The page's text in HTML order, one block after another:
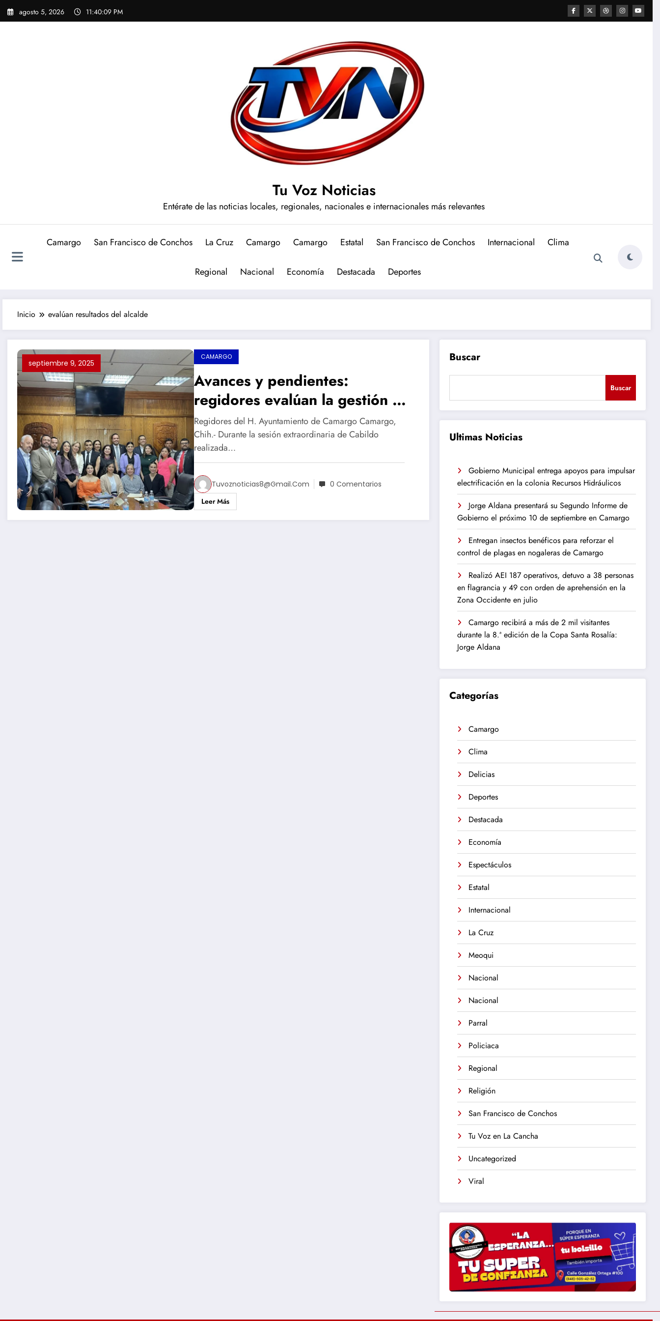
Saltar
agosto 5, 2026 11:40:10 PM
Tu Voz Noticias
Entérate de las noticias locales, regionales, nacionales e internacionales más relevantes
Camargo San Francisco de Conchos La Cruz Camargo Camargo Estatal San Francisco de Conchos Internacional Clima
Regional Nacional Economía Destacada Deportes
Inicio evalúan resultados del alcalde
septiembre 9, 2025
CAMARGO
Avances y pendientes:
regidores evalúan la gestión de
Jorge Aldana durante la entrega
de su informe de gobierno
Regidores del H. Ayuntamiento de Camargo Camargo,
Chih.- Durante la sesión extraordinaria de Cabildo
realizada…
Tuvoznoticias8@gmail.com
0 Comentarios
Leer Más
Buscar
Buscar
Ultimas Noticias
Gobierno Municipal entrega apoyos para impulsar
electrificación en la colonia Recursos Hidráulicos
Jorge Aldana presentará su Segundo Informe de
Gobierno el próximo 10 de septiembre en Camargo
Entregan insectos benéficos para reforzar el
control de plagas en nogaleras de Camargo
Realizó AEI 187 operativos, detuvo a 38 personas
en flagrancia y 49 con orden de aprehensión en la
Zona Occidente en julio
Camargo recibirá a más de 2 mil visitantes
durante la 8.ª edición de la Copa Santa Rosalía:
Jorge Aldana
Categorías
Camargo
Clima
Delicias
Deportes
Destacada
Economía
Espectáculos
Estatal
Internacional
La Cruz
Meoqui
Nacional
Nacional
Parral
Policiaca
Regional
Religión
San Francisco de Conchos
Tu Voz en La Cancha
Uncategorized
Viral